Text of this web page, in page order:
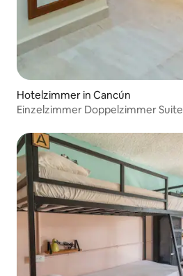
Hotelzimmer in Cancún
Einzelzimmer Doppelzimmer Suite